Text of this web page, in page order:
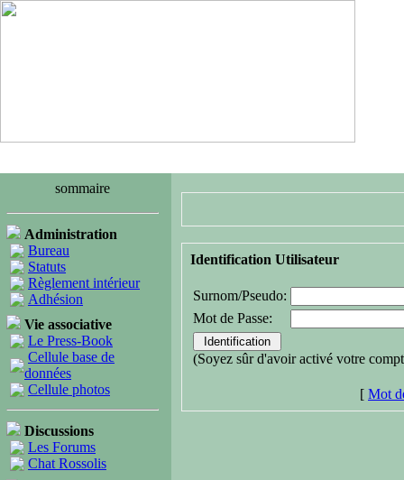
sommaire
Administration
Bureau
Statuts
Règlement intérieur
Adhésion
Vie associative
Le Press-Book
Cellule base de
données
Cellule photos
Discussions
Les Forums
Chat Rossolis
Identification Utilisateur
Surnom/Pseudo:
Mot de Passe:
(Soyez sûr d'avoir activé votre
[ Mot